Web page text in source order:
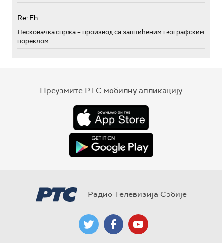
Re: Eh...
Лесковачка спржа – производ са заштићеним географским
пореклом
Преузмите РТС мобилну апликацију
Радио Телевизија Србије